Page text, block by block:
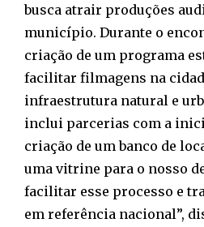
busca atrair produções
município. Durante o
criação de um programa
facilitar filmagens na
infraestrutura natural e
inclui parcerias com a
criação de um banco de
uma vitrine para o nosso
facilitar esse processo e
em referência nacional”,